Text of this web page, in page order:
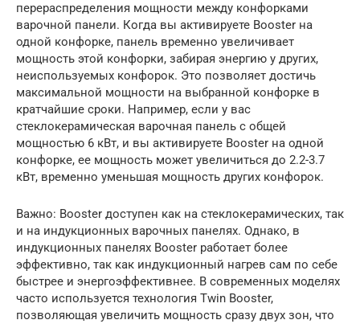
перераспределения мощности между конфорками
варочной панели. Когда вы активируете Booster на
одной конфорке, панель временно увеличивает
мощность этой конфорки, забирая энергию у других,
неиспользуемых конфорок. Это позволяет достичь
максимальной мощности на выбранной конфорке в
кратчайшие сроки. Например, если у вас
стеклокерамическая варочная панель с общей
мощностью 6 кВт, и вы активируете Booster на одной
конфорке, ее мощность может увеличиться до 2.2-3.7
кВт, временно уменьшая мощность других конфорок.
Важно: Booster доступен как на стеклокерамических, так
и на индукционных варочных панелях. Однако, в
индукционных панелях Booster работает более
эффективно, так как индукционный нагрев сам по себе
быстрее и энергоэффективнее. В современных моделях
часто используется технология Twin Booster,
позволяющая увеличить мощность сразу двух зон, что